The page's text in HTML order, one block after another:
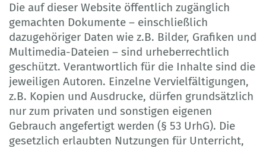
Die auf dieser Website öffentlich zugänglich
gemachten Dokumente – einschließlich
dazugehöriger Daten wie z.B. Bilder, Grafiken und
Multimedia-Dateien – sind urheberrechtlich
geschützt. Verantwortlich für die Inhalte sind die
jeweiligen Autoren. Einzelne Vervielfältigungen,
z.B. Kopien und Ausdrucke, dürfen grundsätzlich
nur zum privaten und sonstigen eigenen
Gebrauch angefertigt werden (§ 53 UrhG). Die
gesetzlich erlaubten Nutzungen für Unterricht,